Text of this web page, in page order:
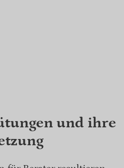
und ihre